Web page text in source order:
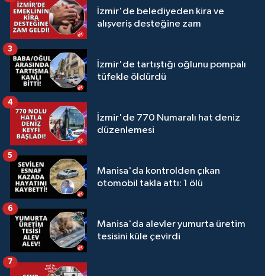
İzmir'de belediyeden kira ve
alışveriş desteğine zam
İzmir'de tartıştığı oğlunu pompalı
tüfekle öldürdü
3
İzmir'de 770 Numaralı hat deniz
düzenlemesi
4
Manisa'da kontrolden çıkan
otomobil takla attı: 1 ölü
5
Manisa'da alevler yumurta üretim
tesisini küle çevirdi
6
7